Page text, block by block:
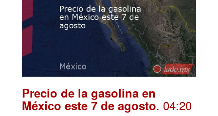
Precio de la gasolina en
México este 7 de agosto. 04:20